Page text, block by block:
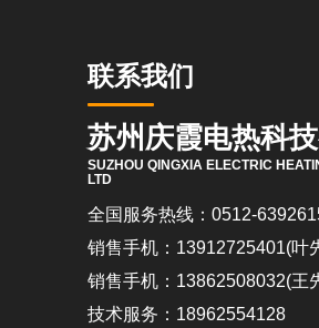
联系我们
苏州庆霞电热科
SUZHOU QINGXIA ELECTRIC
LTD
全国服务热线：0512-
销售手机：13912725401(叶
销售手机：13862508032(王
技术服务：18962554128